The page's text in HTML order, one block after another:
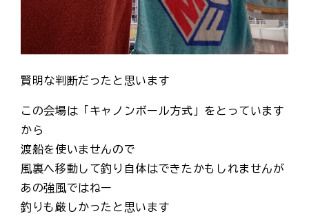
賢明な判断だったと思います
この会場は「キャノンボール方式」をとっています
から
渡船を使いませんので
風裏へ移動して釣り自体はできたかもしれませんが
あの強風ではねー
釣りも厳しかったと思います